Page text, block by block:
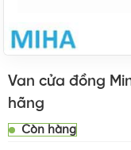
Van cửa đồng
hãng
Còn hàng